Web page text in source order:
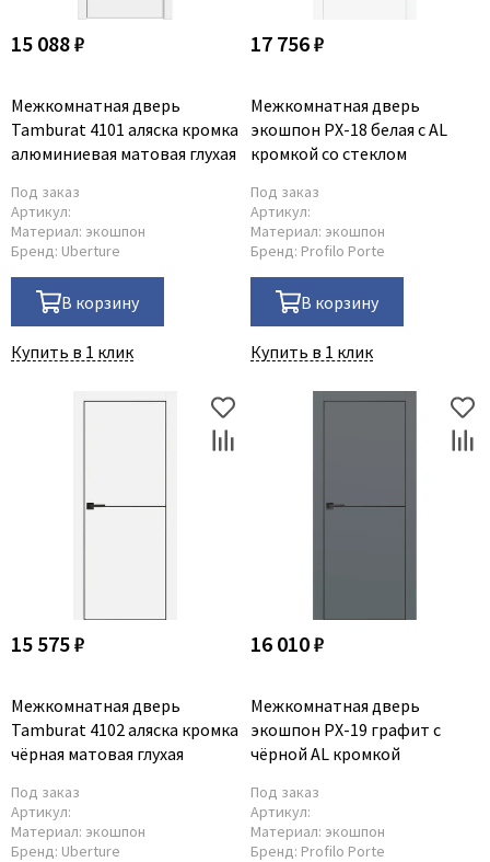
15 088 ₽
Межкомнатная дверь
Tamburat 4101 аляска кромка
алюминиевая матовая глухая
Под заказ
Артикул:
Материал: экошпон
Бренд: Uberture
В корзину
Купить в 1 клик
17 756 ₽
Межкомнатная дверь
экошпон PX-18 белая с AL
кромкой со стеклом
Под заказ
Артикул:
Материал: экошпон
Бренд: Profilo Porte
В корзину
Купить в 1 клик
15 575 ₽
Межкомнатная дверь
Tamburat 4102 аляска кромка
чёрная матовая глухая
Под заказ
Артикул:
Материал: экошпон
Бренд: Uberture
16 010 ₽
Межкомнатная дверь
экошпон PX-19 графит с
чёрной AL кромкой
Под заказ
Артикул:
Материал: экошпон
Бренд: Profilo Porte